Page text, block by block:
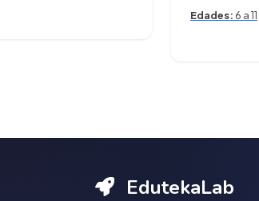
Edades: 6 a 11
EdutekaLab